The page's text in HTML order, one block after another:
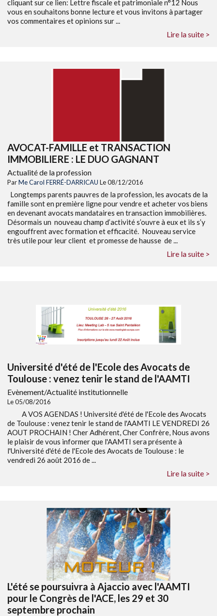
cliquant sur ce lien: Lettre fiscale et patrimoniale n°12 Nous
vous en souhaitons bonne lecture et vous invitons à partager
vos commentaires et opinions sur ...
Lire la suite >
AVOCAT-FAMILLE et TRANSACTION
IMMOBILIERE : LE DUO GAGNANT
Actualité de la profession
ParMe Carol FERRÉ-DARRICAU Le 08/12/2016
Longtemps parents pauvres de la profession, les avocats de la
famille sont en première ligne pour vendre et acheter vos biens
en devenant avocats mandataires en transaction immobilières.
Désormais un nouveau champ d’activité s’ouvre à eux et ils s’y
engouffrent avec formation et efficacité. Nouveau service
très utile pour leur client et promesse de hausse de ...
Lire la suite >
Université d'été de l'Ecole des Avocats de
Toulouse : venez tenir le stand de l'AAMTI
Evènement/Actualité institutionnelle
Le 05/08/2016
A VOS AGENDAS ! Université d'été de l'Ecole des Avocats
de Toulouse : venez tenir le stand de l'AAMTI LE VENDREDI 26
AOUT PROCHAIN ! Cher Adhérent, Cher Confrère, Nous avons
le plaisir de vous informer que l'AAMTI sera présente à
l'Université d'été de l'Ecole des Avocats de Toulouse : le
vendredi 26 août 2016 de ...
Lire la suite >
L'été se poursuivra à Ajaccio avec l'AAMTI
pour le Congrès de l'ACE, les 29 et 30
septembre prochain